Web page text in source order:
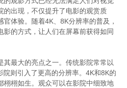
的出现，不仅提升了电影的观赏质
体验。随着4K、8K分辨率的普及，
影的方式，让人们在屏幕前获得如同
其最大的亮点之一。传统影院常常以
院则引入了更高的分辨率。4K和8K的
栩栩如生。观众可以在影院中细致地